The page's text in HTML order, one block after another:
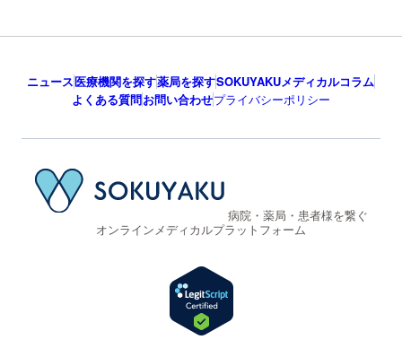
ニュース医療機関を探す薬局を探すSOKUYAKUメディカルコラム
よくある質問お問い合わせプライバシーポリシー
病院・薬局・患者様を繋ぐ
オンラインメディカルプラットフォーム